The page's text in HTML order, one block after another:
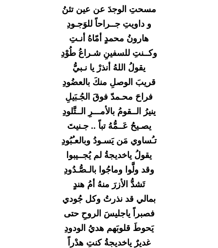
مسحتِ الوجدَ عن عين تئنُ
و داويتِ جــراحاً للوَجـودِ
هارونُ محمدٍ أمّاهُ أنـتِ
وكــنتِ للسفينِ شـراعُ طُوْدِ
يقولُ اللهُ أنذرْ يا نـبيُّ
قريبَ الوصلِ منكَ بالعضُودِ
فراحَ محـمدّ فوقَ الجُـبَيلِ
ينيرُ الــقومُ بالأمـــرِ الــتَّلودِ
يصـيحُ عَــمُّهُ تباً .. جـنيتَ
تـُساوي مَن يَسـودُ وبالعـُبُودِ
يقولُ ياخديجةُ لم يُجــيبوا
وقد ولَّوا وماجُوا بالـصُّـدُودِ
تَشدُّ الأزرَ منهُ أمُ هندٍ
بمالي قد نذرتُ وكل جُودي
فصبراً ياجليسَ الروحِ حتى
يَحوطَ قلوبَهم هديُ الودودِ
غديرٌ ياخديجةُ كنتِ هدْراً